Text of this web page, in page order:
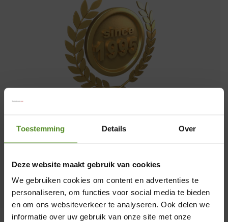
Toestemming Details Over
Deze website maakt gebruik van cookies
We gebruiken cookies om content en advertenties te
personaliseren, om functies voor social media te bieden
en om ons websiteverkeer te analyseren. Ook delen we
informatie over uw gebruik van onze site met onze
Al meer dan twee decennia, sinds onze
oprichting in 1995, zijn wij een
toonaangevende aanbieder van
geschiedenis is de ontwikkeling van het
ErkendMatras®, ons kroonjuweel, dat door
de jaren heen talloze innovaties en
verbeteringen heeft ondergaan en nu een